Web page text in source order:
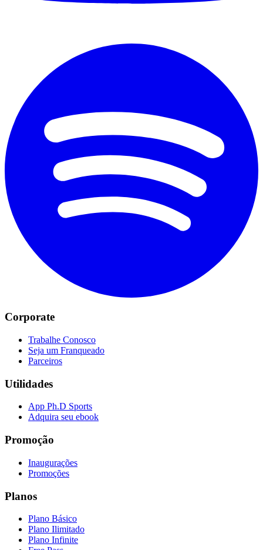
Corporate
Trabalhe Conosco
Seja um Franqueado
Parceiros
Utilidades
App Ph.D Sports
Adquira seu ebook
Promoção
Inaugurações
Promoções
Planos
Plano Básico
Plano Ilimitado
Plano Infinite